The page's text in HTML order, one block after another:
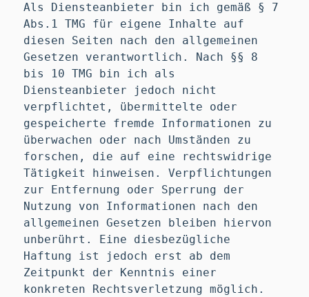
Als Diensteanbieter bin ich gemäß § 7
Abs.1 TMG für eigene Inhalte auf
diesen Seiten nach den allgemeinen
Gesetzen verantwortlich. Nach §§ 8
bis 10 TMG bin ich als
Diensteanbieter jedoch nicht
verpflichtet, übermittelte oder
gespeicherte fremde Informationen zu
überwachen oder nach Umständen zu
forschen, die auf eine rechtswidrige
Tätigkeit hinweisen. Verpflichtungen
zur Entfernung oder Sperrung der
Nutzung von Informationen nach den
allgemeinen Gesetzen bleiben hiervon
unberührt. Eine diesbezügliche
Haftung ist jedoch erst ab dem
Zeitpunkt der Kenntnis einer
konkreten Rechtsverletzung möglich.